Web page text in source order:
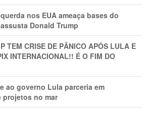
nos EUA ameaça bases do
Donald Trump
TEM CRlSE DE PÂNlCO APÓS LULA E
INTERNACIONAL!! É O FIM DO
ao governo Lula parceria em
projetos no mar